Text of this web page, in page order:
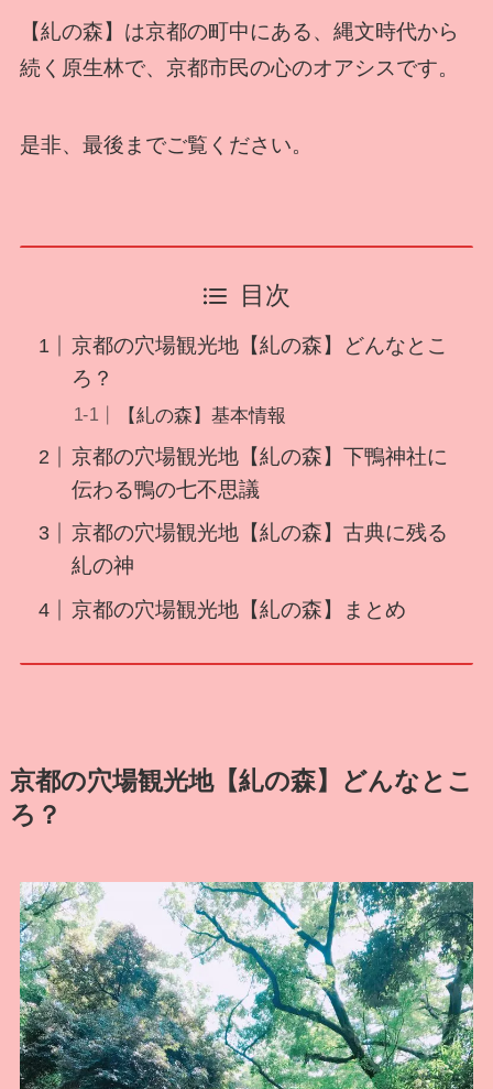
【糺の森】は京都の町中にある、縄文時代から
続く原生林で、京都市民の心のオアシスです。
是非、最後までご覧ください。
目次
京都の穴場観光地【糺の森】どんなとこ
ろ？
【糺の森】基本情報
京都の穴場観光地【糺の森】下鴨神社に
伝わる鴨の七不思議
京都の穴場観光地【糺の森】古典に残る
糺の神
京都の穴場観光地【糺の森】まとめ
京都の穴場観光地【糺の森】どんなとこ
ろ？